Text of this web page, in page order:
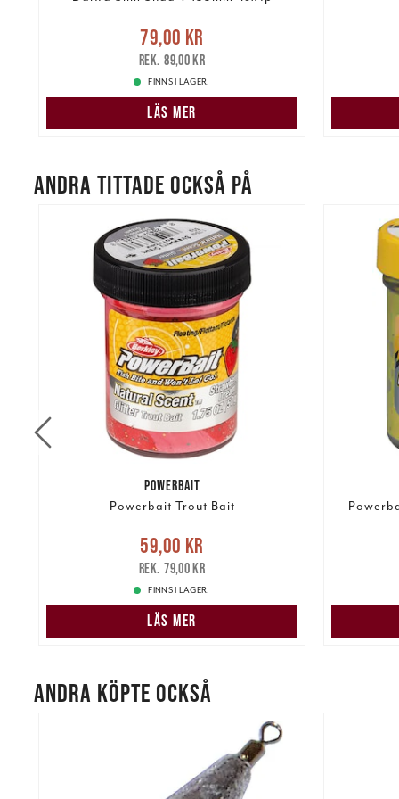
Nuvarande pris :79,00 kr
pris: 89,00 kr
79,00 kr
89,00 kr
FINNS I LAGER.
LÄS MER
ANDRA TITTADE OCKSÅ PÅ
POWERBAIT
Powerbait Trout Bait
Nuvarande pris:59,00 kr
pris:79,00 kr
59,00 kr
79,00 kr
FINNS I LAGER.
LÄS MER
ANDRA KÖPTE OCKSÅ